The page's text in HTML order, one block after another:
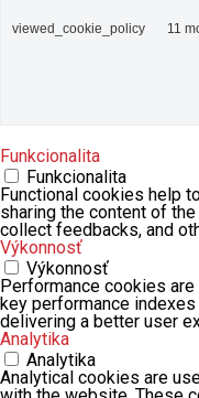
viewed_cookie_policy 11
Funkcionalita
Funkcionalita
Functional cookies help
sharing the content of
collect feedbacks, and
Výkonnosť
Výkonnosť
Performance cookies
key performance
delivering a better user
Analytika
Analytika
Analytical cookies are